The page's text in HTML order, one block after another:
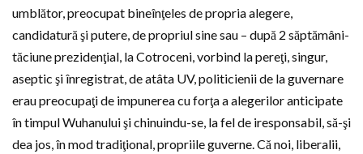
umblător, preocupat bineînţeles de propria alegere,
candidatură şi putere, de propriul sine sau – după 2 săptămâni-
tăciune prezidenţial, la Cotroceni, vorbind la pereţi, singur,
aseptic şi înregistrat, de atâta UV, politicienii de la guvernare
erau preocupaţi de impunerea cu forţa a alegerilor anticipate
în timpul Wuhanului şi chinuindu-se, la fel de iresponsabil, să-şi
dea jos, în mod tradiţional, propriile guverne. Că noi, liberalii,